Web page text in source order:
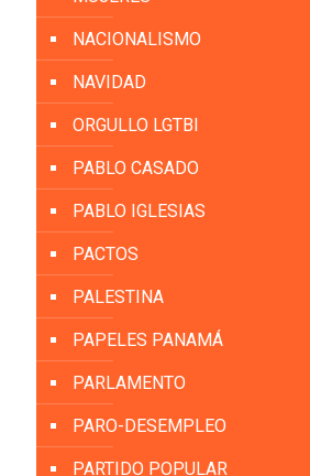
NACIONALISMO
NAVIDAD
ORGULLO LGTBI
PABLO CASADO
PABLO IGLESIAS
PACTOS
PALESTINA
PAPELES PANAMÁ
PARLAMENTO
PARO-DESEMPLEO
PARTIDO POPULAR